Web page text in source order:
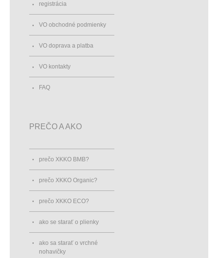
registrácia
VO obchodné podmienky
VO doprava a platba
VO kontakty
FAQ
PREČO A AKO
prečo XKKO BMB?
prečo XKKO Organic?
prečo XKKO ECO?
ako se starať o plienky
ako sa starať o vrchné
nohavičky